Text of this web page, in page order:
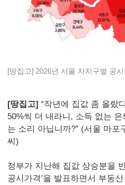
[땅집고] 2026년 서울 자치구별 공
[땅집고] “작년에 집값 좀 올랐
50%씩 더 내라니, 소득 없는
는 소리 아닙니까?” (서울 마포
씨)
정부가 지난해 집값 상승분을
공시가격’을 발표하면서 부동